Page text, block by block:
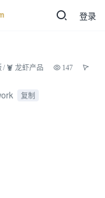
登录
/ 🦞 龙虾产品
147
复制